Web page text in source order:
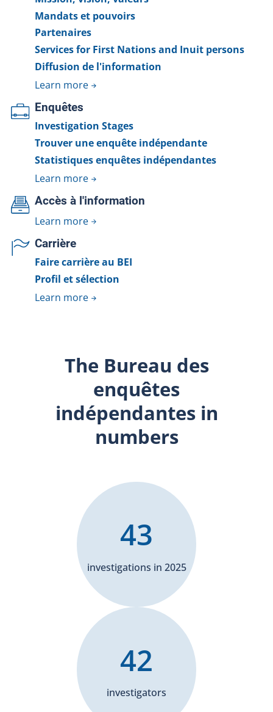
Mandats et pouvoirs
Partenaires
Services for First Nations and Inuit persons
Diffusion de l'information
Learn more
Enquêtes
Investigation Stages
Trouver une enquête indépendante
Statistiques enquêtes indépendantes
Learn more
Accès à l'information
Learn more
Carrière
Faire carrière au BEI
Profil et sélection
Learn more
The Bureau des
enquêtes
indépendantes in
numbers
investigations in 2025
43
investigators
42